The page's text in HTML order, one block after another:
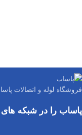
فروشگاه لوله و اتصالات
پاساب را در شبکه های